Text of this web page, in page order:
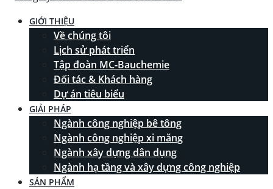
GIỚI THIỆU
Về chúng tôi
Lịch sử phát triển
Tập đoàn MC-Bauchemie
Đối tác & Khách hàng
Dự án tiêu biểu
GIẢI PHÁP
Ngành công nghiệp bê tông
Ngành công nghiệp xi măng
Ngành xây dựng dân dụng
Ngành hạ tầng và xây dựng công nghiệp
SẢN PHẨM